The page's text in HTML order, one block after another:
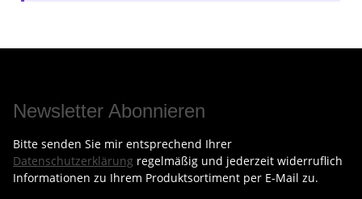
Newsletter Abonnieren
Bitte senden Sie mir entsprechend Ihrer
Datenschutzerklärung regelmäßig und jederzeit widerruflich
Informationen zu Ihrem Produktsortiment per E-Mail zu.